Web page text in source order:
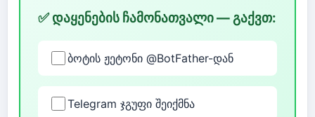
✅ დაყენების ჩამონათვალი — გაქვთ:
ბოტის ჟეტონი @BotFather-დან
Telegram ჯგუფი შეიქმნა